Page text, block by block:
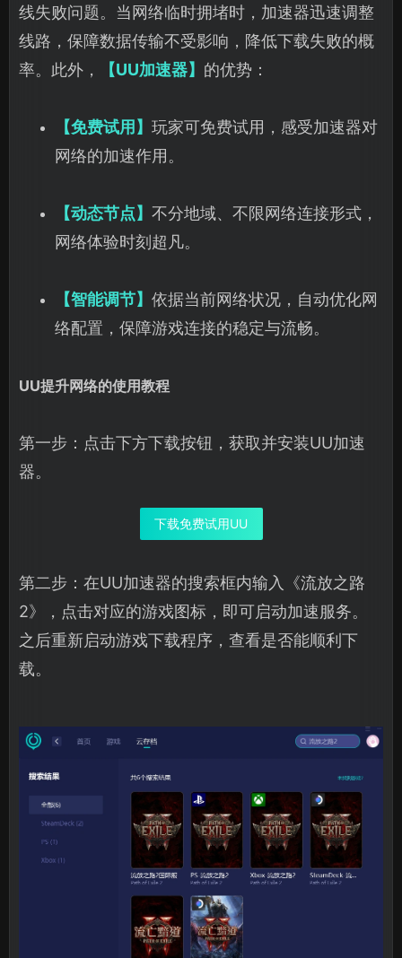
线失败问题。当网络临时拥堵时，加速器迅速调整
线路，保障数据传输不受影响，降低下载失败的概
率。此外，
【UU加速器】 的优势：
【免费试用】 玩家可免费试用，感受加速器对
网络的加速作用。
【动态节点】 不分地域、不限网络连接形式，
网络体验时刻超凡。
【智能调节】 依据当前网络状况，自动优化网
络配置，保障游戏连接的稳定与流畅。
UU提升网络的使用教程
第一步：点击下方下载按钮，获取并安装UU加速
器。
下载免费试用UU
第二步：在UU加速器的搜索框内输入《流放之路
2》，点击对应的游戏图标，即可启动加速服务。
之后重新启动游戏下载程序，查看是否能顺利下
载。